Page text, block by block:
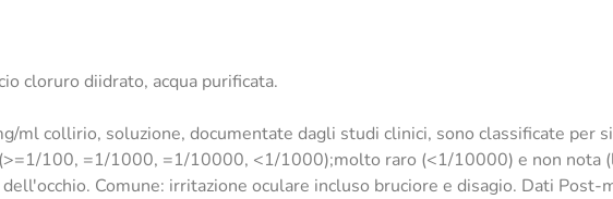
cloruro diidrato, acqua purificata.
ml collirio, soluzione, documentate dagli studi clinici, sono classificate per
100, =1/1000, =1/10000, <1/1000);molto raro (<1/10000) e non nota
Comune: irritazione oculare incluso bruciore e disagio. Dati Post-